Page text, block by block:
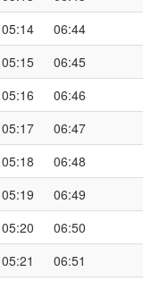
05:14 06:44
05:15 06:45
05:16 06:46
05:17 06:47
05:18 06:48
05:19 06:49
05:20 06:50
05:21 06:51